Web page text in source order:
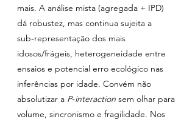
mais. A análise mista (agregada + IPD)
dá robustez, mas continua sujeita a
sub‑representação dos mais
idosos/frágeis, heterogeneidade entre
ensaios e potencial erro ecológico nas
inferências por idade. Convém não
absolutizar a P‑interaction sem olhar para
volume, sincronismo e fragilidade. Nos